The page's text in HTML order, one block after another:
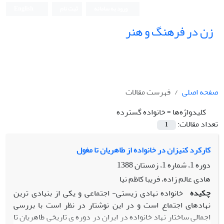
زن در فرهنگ و هنر
صفحه اصلی
فهرست مقالات
کلیدواژه‌ها =خانواده گسترده
تعداد مقالات:
1
کارکرد کنیزان در خانواده از طاهریان تا مغول
دوره 1، شماره 1، زمستان 1388
هادی عالم زاده، فریبا کاظم نیا
چکیده خانواده نهادی زیستی- اجتماعی و یکی از بنیادی ترین
نهادهای اجتماع است و در این نوشتار در نظر است با بررسی
اجمالی ساختار نهاد خانواده در ایران در دوره ی تاریخی طاهریان تا